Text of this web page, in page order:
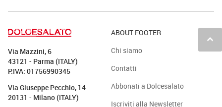
keyboard_arrow_up
Via Mazzini, 6
43121 - Parma (ITALY)
P.IVA: 01756990345
Via Giuseppe Pecchio, 14
20131 - Milano (ITALY)
ABOUT FOOTER
Chi siamo
Contatti
Abbonati a Dolcesalato
Iscriviti alla Newsletter